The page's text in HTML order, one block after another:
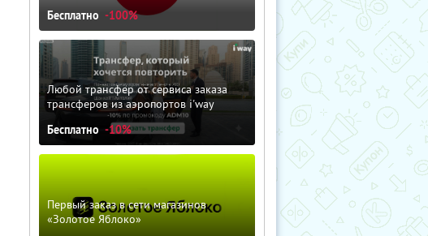
Бесплатно -100%
Любой трансфер от сервиса заказа
трансферов из аэропортов i'way
Бесплатно -10%
Первый заказ в сети магазинов
«Золотое Яблоко»